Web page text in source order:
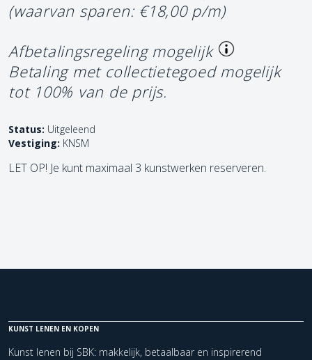
(waarvan sparen: €18,00 p/m)
Afbetalingsregeling mogelijk
Betaling met collectietegoed mogelijk
tot 100% van de prijs.
Status: Uitgeleend
Vestiging: KNSM
LET OP! Je kunt maximaal 3 kunstwerken reserveren.
KUNST LENEN EN KOPEN
Kunst lenen bij SBK: makkelijk, betaalbaar en inspirerend